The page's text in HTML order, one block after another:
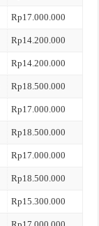
Rp17.000.000
Rp14.200.000
Rp14.200.000
Rp18.500.000
Rp17.000.000
Rp18.500.000
Rp17.000.000
Rp18.500.000
Rp15.300.000